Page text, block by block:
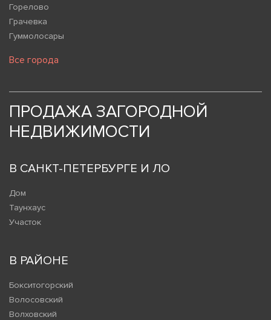
Горелово
Грачевка
Гуммолосары
Все города
ПРОДАЖА ЗАГОРОДНОЙ
НЕДВИЖИМОСТИ
В САНКТ-ПЕТЕРБУРГЕ И ЛО
Дом
Таунхаус
Участок
В РАЙОНЕ
Бокситогорский
Волосовский
Волховский